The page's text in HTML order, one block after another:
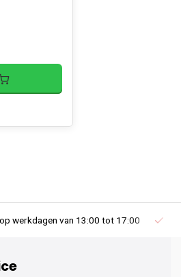
werkdagen van 13:00 tot 17:00